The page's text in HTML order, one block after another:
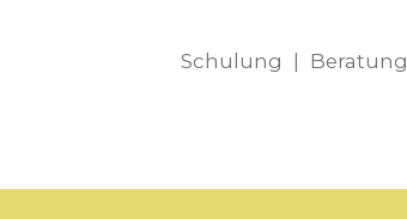
Schulung Beratung